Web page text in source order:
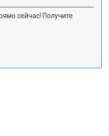
сейчас! Получите